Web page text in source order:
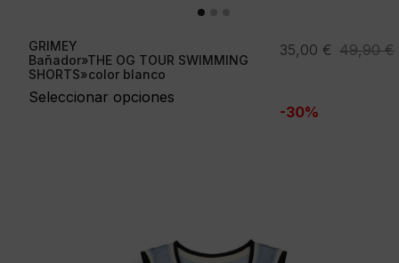
GRIMEY
Bañador»THE OG TOUR SWIMMING
SHORTS»color blanco
Seleccionar opciones
49,90€
El
era:
35,00 €
El
es:
-30%